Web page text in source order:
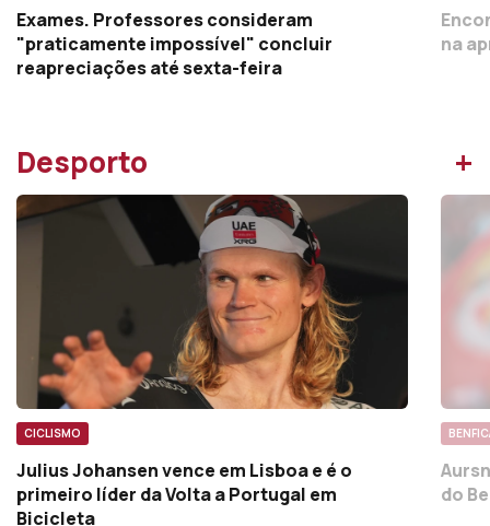
PAÍS
Exames. Professores consideram
"praticamente impossível" concluir
PAÍS
Desporto +
CICLISMO
Julius Johansen vence em Lisboa e é o